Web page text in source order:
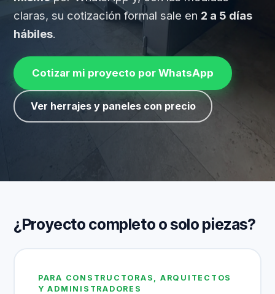
claras, su cotización formal sale en 2 a 5 días
hábiles.
Cotizar mi proyecto por WhatsApp
Ver herrajes y paneles con precio
¿Proyecto completo o solo piezas?
PARA CONSTRUCTORAS, ARQUITECTOS
Y ADMINISTRADORES